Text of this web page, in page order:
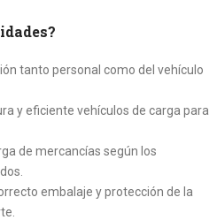
tanto personal como del vehículo
y eficiente vehículos de carga para
de mercancías según los
embalaje y protección de la